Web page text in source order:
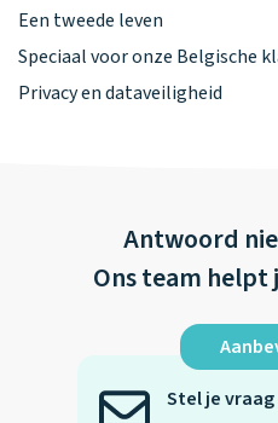
Een tweede leven
Speciaal voor onze Belgische
Privacy en dataveiligheid
Antwoord
Ons team helpt
Stel je vraag